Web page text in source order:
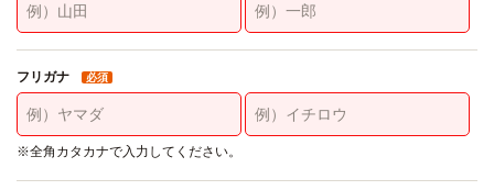
フリガナ 必須
※全角カタカナで入力してください。